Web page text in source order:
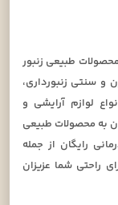
طبیعی زنبور
و سنتی زنبورداری،
لوازم آرایشی و
به محصولات طبیعی
رایگان از جمله
راحتی شما عزیزان